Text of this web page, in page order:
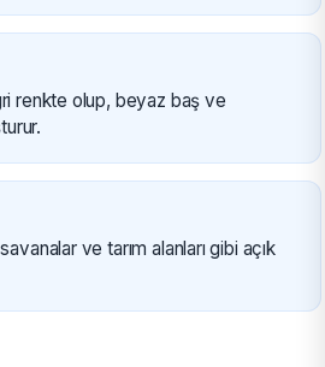
renkte olup, beyaz baş ve
ve tarım alanları gibi açık